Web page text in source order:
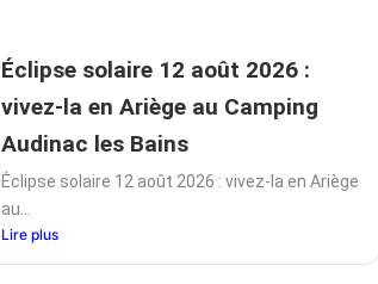
Éclipse solaire 12 août 2026 :
vivez-la en Ariège au Camping
Audinac les Bains
Éclipse solaire 12 août 2026 : vivez-la en Ariège
au...
Lire plus